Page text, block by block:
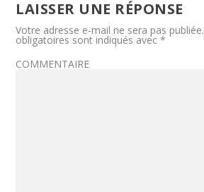
LAISSER UNE RÉPONSE
Votre adresse e-mail ne sera pas publiée.
obligatoires sont indiqués avec*
COMMENTAIRE